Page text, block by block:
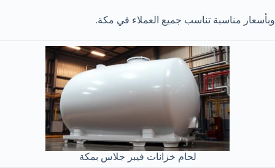
وبأسعار مناسبة تناسب جميع العملاء في مكة.
لحام خزانات فيبر جلاس بمكة